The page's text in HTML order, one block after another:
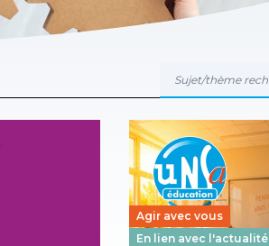
Agir avec vous
En lien avec l'actualité